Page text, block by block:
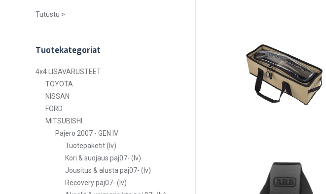
Tutustu >
Tuotekategoriat
4x4 LISÄVARUSTEET
TOYOTA
NISSAN
FORD
MITSUBISHI
Pajero 2007 - GEN IV
Tuotepaketit (lv)
Kori & suojaus paj07- (lv)
Jousitus & alusta paj07- (lv)
Recovery paj07- (lv)